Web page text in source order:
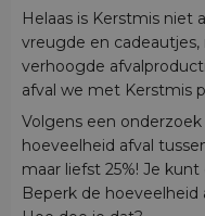
Helaas is Kerstmis niet
vreugde en cadeautjes,
verhoogde
afval we met Kerstmis
Volgens een
hoeveelheid afval
maar liefst 25%! Je
Beperk de